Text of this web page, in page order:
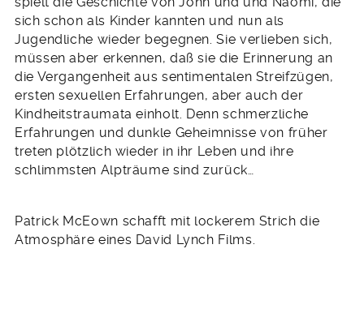
sich schon als Kinder kannten und nun als
Jugendliche wieder begegnen. Sie verlieben sich,
müssen aber erkennen, daß sie die Erinnerung an
die Vergangenheit aus sentimentalen Streifzügen,
ersten sexuellen Erfahrungen, aber auch der
Kindheitstraumata einholt. Denn schmerzliche
Erfahrungen und dunkle Geheimnisse von früher
treten plötzlich wieder in ihr Leben und ihre
schlimmsten Alpträume sind zurück…
Patrick McEown schafft mit lockerem Strich die
Atmosphäre eines David Lynch Films.